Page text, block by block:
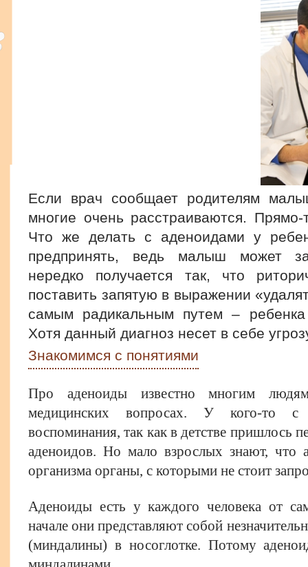
Если врач сообщает родителям
многие очень расстраиваются.
Что же делать с аденоидами у
предпринять, ведь малыш может
нередко получается так, что
поставить запятую в выражении
самым радикальным путем –
Хотя данный диагноз несет в себе
Знакомимся с понятиями
Про аденоиды известно многим
медицинских вопросах. У кого-то с
воспоминания, так как в детстве пришлось
аденоидов. Но мало взрослых знают, что
организма органы, с которыми не стоит
Аденоиды есть у каждого человека от
начале они представляют собой
(миндалины) в носоглотке. Потому